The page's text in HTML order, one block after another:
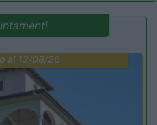
al 12/08/26